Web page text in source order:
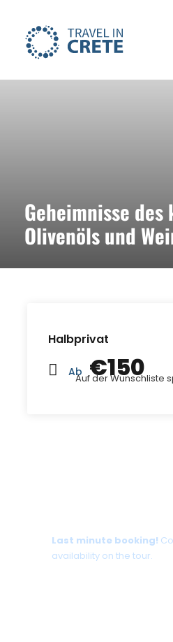
Geheimnisse
Olivenöls und
Halbprivat
Ab €150
Auf der Wunschliste
Last minute booking!
availability on the tour.